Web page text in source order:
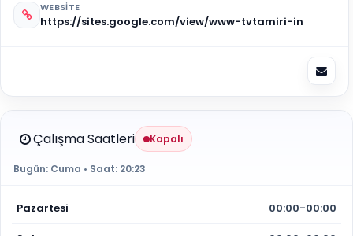
WEBSITE
https://sites.google.com/view/www-tvtamiri-in
Çalışma Saatleri Kapalı
Bugün: Cuma • Saat: 20:23
Pazartesi 00:00-00:00